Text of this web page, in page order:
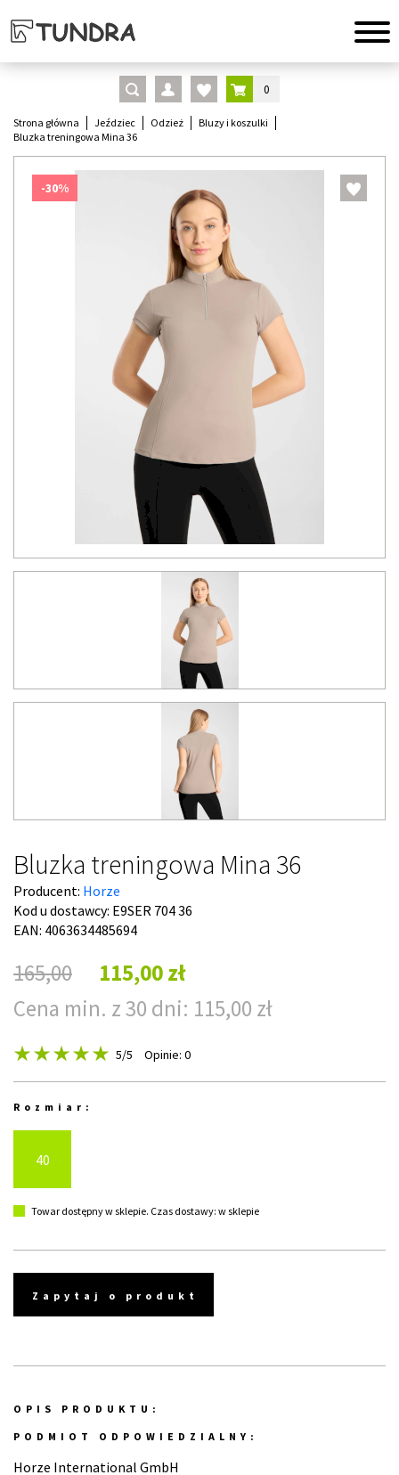
0
Strona główna Jeździec Odzież
Bluzy i koszulki
Bluzka treningowa Mina 36
-30%
Bluzka treningowa Mina 36
Producent: Horze
Kod u dostawcy: E9SER 704 36
EAN: 4063634485694
165,00
115,00 zł
Cena min. z 30 dni: 115,00 zł
5/5 Opinie: 0
Rozmiar:
40
Towar dostępny w sklepie. Czas dostawy: w sklepie
Zapytaj o produkt
OPIS PRODUKTU:
PODMIOT ODPOWIEDZIALNY:
Horze International GmbH